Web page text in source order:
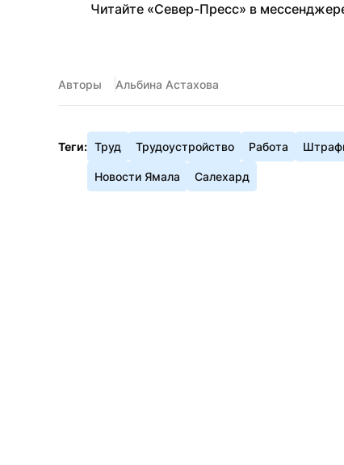
Читайте «Север-Пресс» в
Авторы Альбина Астахова
Теги: Труд Трудоустройство Работа
Новости Ямала Салехард